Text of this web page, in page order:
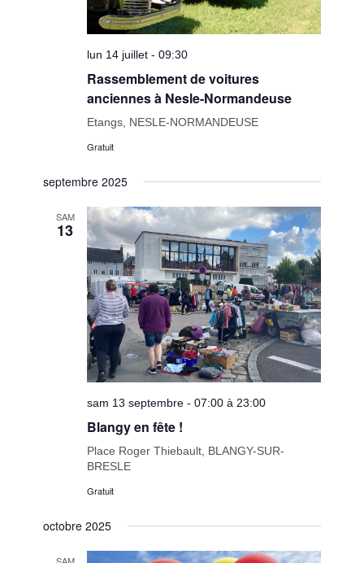
lun 14 juillet - 09:30
Rassemblement de voitures
anciennes à Nesle-Normandeuse
Etangs, NESLE-NORMANDEUSE
Gratuit
septembre 2025
SAM
13
sam 13 septembre - 07:00 à 23:00
Blangy en fête !
Place Roger Thiebault, BLANGY-SUR-
BRESLE
Gratuit
octobre 2025